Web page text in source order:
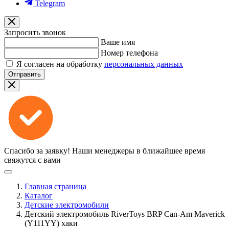
Telegram
Запросить звонок
Ваше имя
Номер телефона
Я согласен на обработку персональных данных
Отправить
Спасибо за заявку! Наши менеджеры в ближайшее время
свяжутся с вами
Главная страница
Каталог
Детские электромобили
Детский электромобиль RiverToys BRP Can-Am Maverick
(Y111YY) хаки